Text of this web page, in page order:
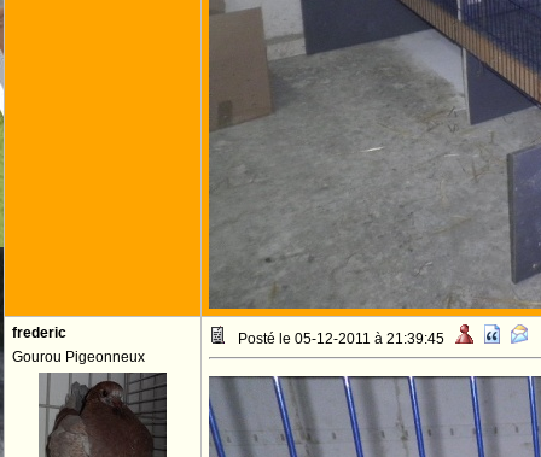
frederic
Gourou Pigeonneux
Posté le 05-12-2011 à 21:39:45